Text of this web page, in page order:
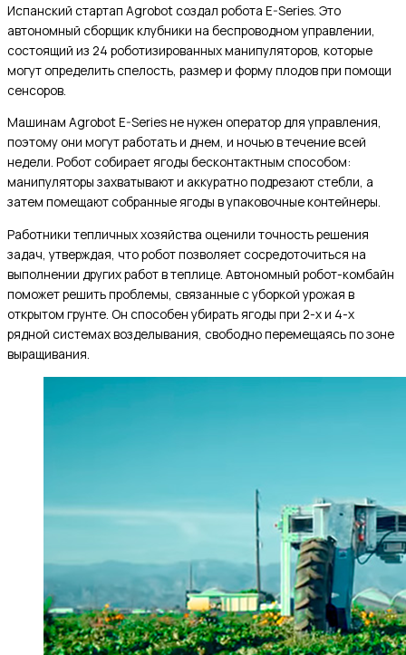
Испанский стартап Agrobot создал робота E-Series. Это
автономный сборщик клубники на беспроводном управлении,
состоящий из 24 роботизированных манипуляторов, которые
могут определить спелость, размер и форму плодов при помощи
сенсоров.
Машинам Agrobot E-Series не нужен оператор для управления,
поэтому они могут работать и днем, и ночью в течение всей
недели. Робот собирает ягоды бесконтактным способом:
манипуляторы захватывают и аккуратно подрезают стебли, а
затем помещают собранные ягоды в упаковочные контейнеры.
Работники тепличных хозяйства оценили точность решения
задач, утверждая, что робот позволяет сосредоточиться на
выполнении других работ в теплице. Автономный робот-комбайн
поможет решить проблемы, связанные с уборкой урожая в
открытом грунте. Он способен убирать ягоды при 2-х и 4-х
рядной системах возделывания, свободно перемещаясь по зоне
выращивания.